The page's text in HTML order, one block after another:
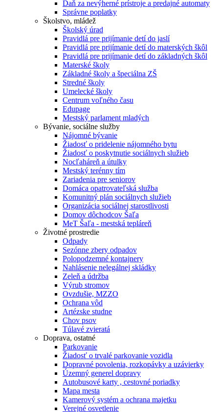
Daň za nevýherné prístroje a predajné automaty
Správne poplatky
Školstvo, mládež
Školský úrad
Pravidlá pre prijímanie detí do jaslí
Pravidlá pre prijímanie detí do materských škôl
Pravidlá pre prijímanie detí do základných škôl
Materské školy
Základné školy a špeciálna ZŠ
Stredné školy
Umelecké školy
Centrum voľného času
Edupage
Mestský parlament mladých
Bývanie, sociálne služby
Nájomné bývanie
Žiadosť o pridelenie nájomného bytu
Žiadosť o poskytnutie sociálnych služieb
Nocľaháreň a útulky
Mestský terénny tím
Zariadenia pre seniorov
Domáca opatrovateľská služba
Komunitný plán sociálnych služieb
Organizácia sociálnej starostlivosti
Domov dôchodcov Šaľa
MeT Šaľa - mestská tepláreň
Životné prostredie
Odpady
Sezónne zbery odpadov
Polopodzemné kontajnery
Nahlásenie nelegálnej skládky
Zeleň a údržba
Výrub stromov
Ovzdušie, MZZO
Ochrana vôd
Artézske studne
Chov psov
Túlavé zvieratá
Doprava, ostatné
Parkovanie
Žiadosť o trvalé parkovanie vozidla
Dopravné povolenia, rozkopávky a uzávierky
Územný generel dopravy
Autobusové karty , cestovné poriadky
Mapa mesta
Kamerový systém a ochrana majetku
Verejné osvetlenie